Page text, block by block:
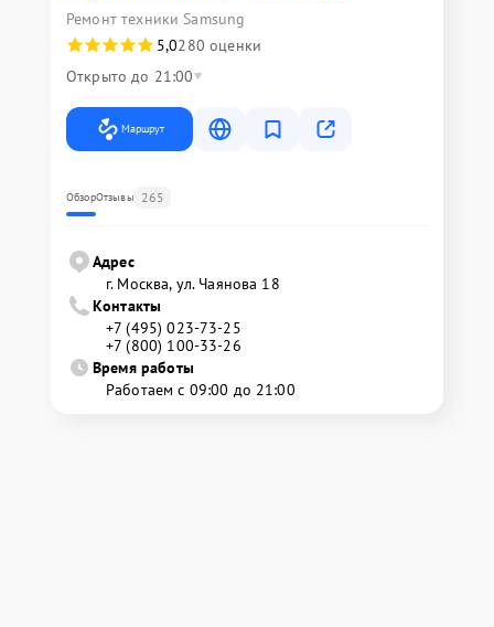
Ремонт техники Samsung
5,0280 оценки
Открыто до 21:00
Маршрут
ОбзорОтзывы 265
Адрес
г. Москва, ул. Чаянова 18
Контакты
+7 (495) 023-73-25
+7 (800) 100-33-26
Время работы
Работаем с 09:00 до 21:00